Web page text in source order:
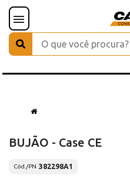
BUJÃO - Case CE
Cód./PN 382298A1